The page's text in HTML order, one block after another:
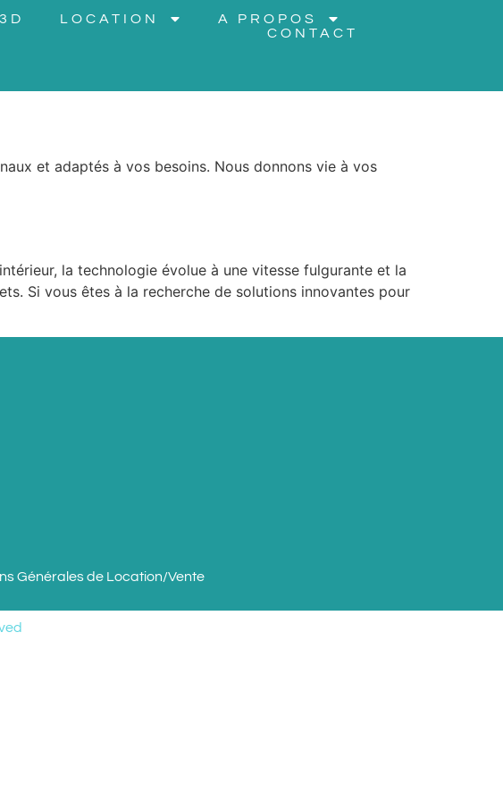
LOCATION
A PROPOS
CONTACT
et adaptés à vos besoins. Nous donnons vie à vos
la technologie évolue à une vitesse fulgurante et la
Si vous êtes à la recherche de solutions innovantes pour
Générales de Location/Vente